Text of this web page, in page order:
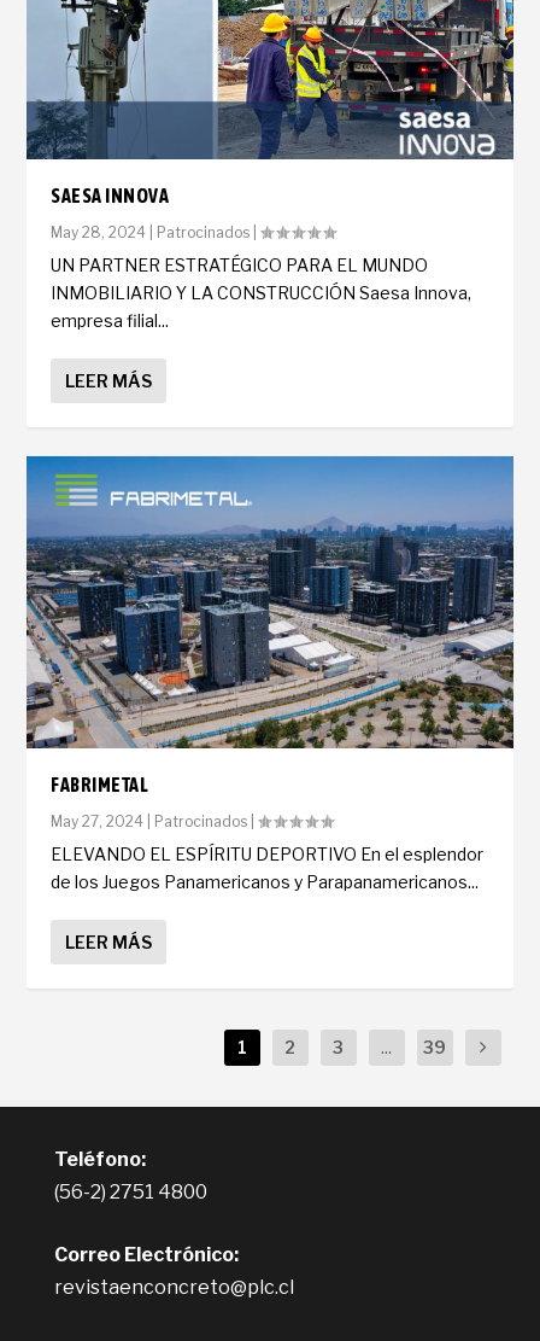
SAESA INNOVA
May 28, 2024 Patrocinados |
UN PARTNER ESTRATÉGICO PARA EL MUNDO
INMOBILIARIO Y LA CONSTRUCCIÓN Saesa Innova,
empresa filial...
LEER MÁS
FABRIMETAL
May 27, 2024 Patrocinados |
ELEVANDO EL ESPÍRITU DEPORTIVO En el esplendor
de los Juegos Panamericanos y Parapanamericanos...
LEER MÁS
1 2 3 ... 39
Teléfono:
(56-2) 2751 4800
Correo Electrónico:
revistaenconcreto@plc.cl